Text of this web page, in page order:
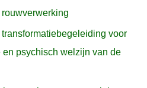
voor
en psychisch welzijn van de